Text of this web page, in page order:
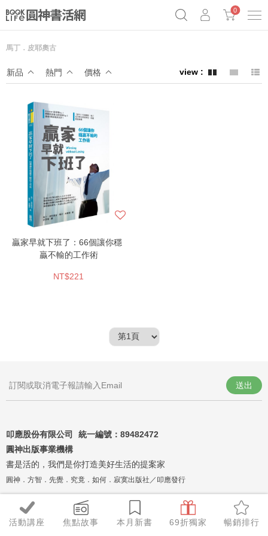
Netflix話題章魚小說！
0
活動講座 焦點故事 本月新書 69折獨家 暢銷排行
馬丁．皮耶奧古
新品 熱門 價格
贏家早就下班了：66個讓你穩
贏不輸的工作術
NT$221
叩應股份有限公司 統一編號： 89482472
圓神出版事業機構
書是活的，我們是你打造美好生活的提案家
圓神．方智．先覺．究竟．如何．寂寞出版社／叩應發行
送出